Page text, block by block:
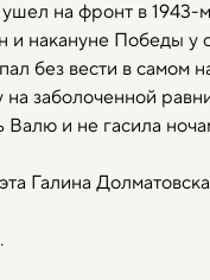
на фронт в 1943-
накануне Победы у
без вести в самом
на заболоченной
и не гасила
Галина